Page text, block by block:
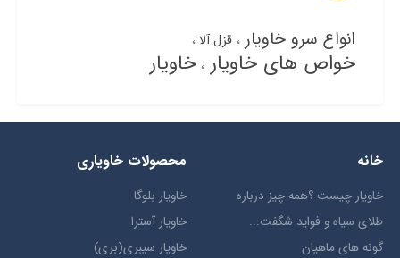
انواع سرو خاویار قزل آلا
خواص های خاویار خاویار
خانه
خاویار چیست ؟همه چیز درباره
طلای سیاه و فواید شگفت...
گونه های ماهیان
محصولات خاویاری
خاویار بلوگا
خاویار آسترا
خاویار سیبری(بری)